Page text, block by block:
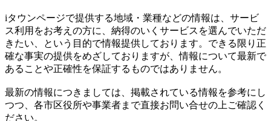
iタウンページで提供する地域・業種などの情報は、サービ
ス利用をお考えの方に、納得のいくサービスを選んでいただ
きたい、という目的で情報提供しております。できる限り正
確な事実の提供をめざしておりますが、情報について最新で
あることや正確性を保証するものではありません。
最新の情報につきましては、掲載されている情報を参考にし
つつ、各市区役所や事業者まで直接お問い合せの上ご確認く
ださい。